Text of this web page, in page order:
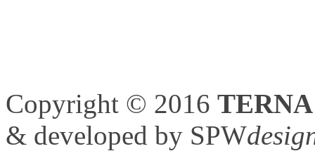
Copyright © 2016
& developed by SPW